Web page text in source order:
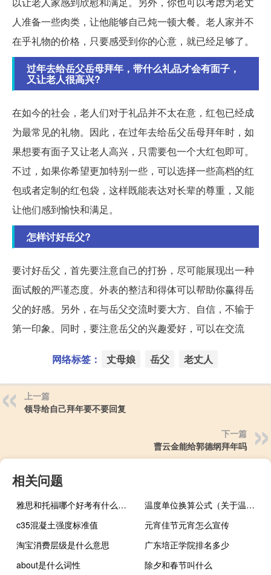
人准备一些肉类，让他能够自己炖一顿大餐。老人家并不
在乎礼物的价格，只要感受到你的心意，就已经足够了。
过年去给岳父岳母拜年，带什么礼品才会有面子，
又让老人很高兴?
在如今的社会，老人们对于礼品并不太在意，红包已经成
为最常见的礼物。因此，在过年去给岳父岳母拜年时，如
果想要有面子又让老人高兴，只需要包一个大红包即可。
不过，如果你希望更加特别一些，可以选择一些高档的红
包或者定制的红包袋，这样既能表达对长辈的尊重，又能
让他们感到愉快和满足。
怎样讨好岳父?
要讨好岳父，首先要注意自己的打扮，尽可能展现出一种
面试般的严谨态度。外表的整洁和得体可以帮助你赢得岳
父的好感。另外，在与岳父交流时要大方、自信，不输于
第一印象。同时，要注意岳父的兴趣爱好，可以在交流
网络标签： 丈母娘 岳父 老丈人
上一篇
领导给自己拜年要不要回复
下一篇
曹云金能给郭德纲拜年吗
相关问题
雅思和托福哪个好考有什么区别
温度单位换算公式（关于温度单位换算公式的介绍）
c35混凝土强度标准值
元宵佳节元宵怎么宣传
淘宝消费层级是什么意思
广东培正学院排名多少
about是什么词性
除夕和春节叫什么